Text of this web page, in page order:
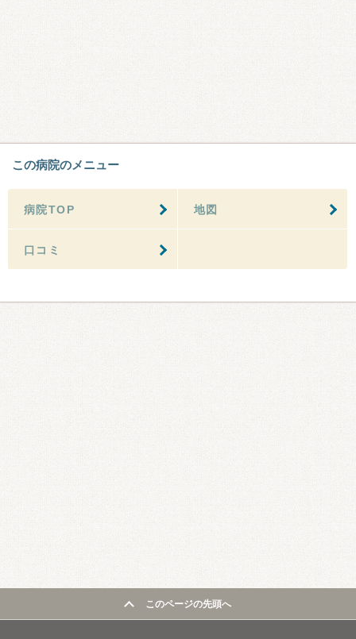
この病院のメニュー
病院TOP 地図
口コミ
このページの先頭へ